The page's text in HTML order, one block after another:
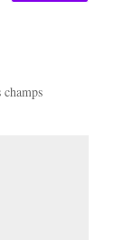
champs